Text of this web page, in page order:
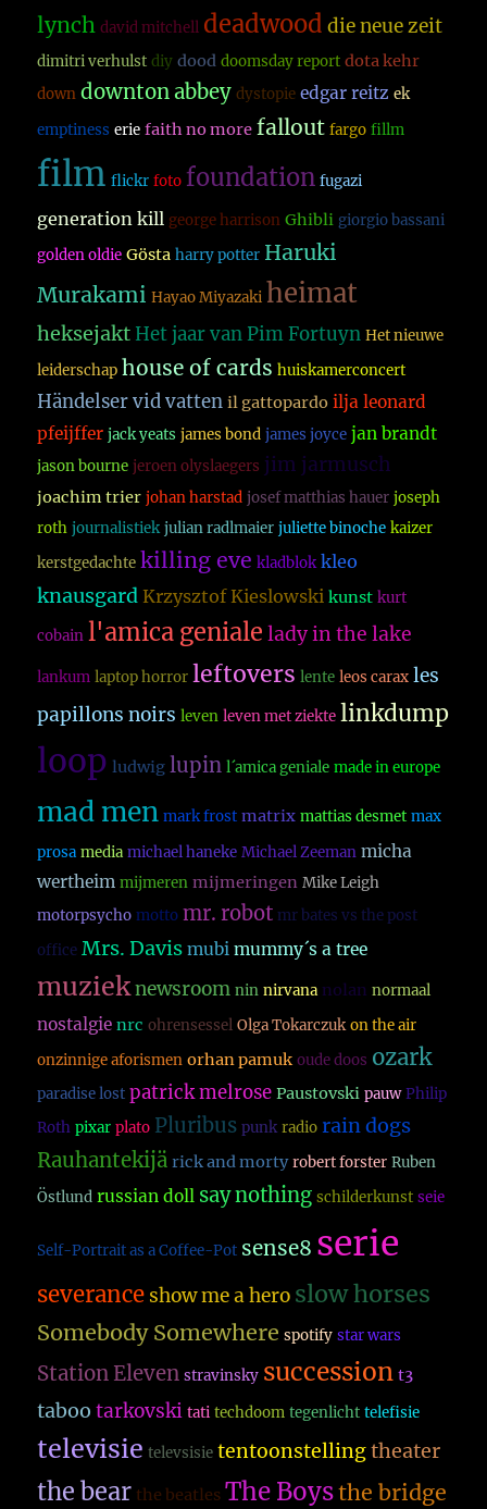
lynch david mitchell deadwood die neue zeit
dimitri verhulst diy dood doomsday report dota kehr
down downton abbey dystopie edgar reitz ek
emptiness erie faith no more fallout fargo fillm
film flickr foto foundation fugazi
generation kill george harrison Ghibli giorgio bassani
golden oldie Gösta harry potter Haruki
Murakami Hayao Miyazaki heimat
heksejakt Het jaar van Pim Fortuyn Het nieuwe
leiderschap house of cards huiskamerconcert
Händelser vid vatten il gattopardo ilja leonard
pfeijffer jack yeats james bond james joyce jan brandt
jason bourne jeroen olyslaegers jim jarmusch
joachim trier johan harstad josef matthias hauer joseph
roth journalistiek julian radlmaier juliette binoche kaizer
kerstgedachte killing eve kladblok kleo
knausgard Krzysztof Kieslowski kunst kurt
cobain l'amica geniale lady in the lake
lankum laptop horror leftovers lente leos carax les
papillons noirs leven leven met ziekte linkdump
loop ludwig lupin l´amica geniale made in europe
mad men mark frost matrix mattias desmet max
prosa media michael haneke Michael Zeeman micha
wertheim mijmeren mijmeringen Mike Leigh
motorpsycho motto mr. robot mr bates vs the post
office Mrs. Davis mubi mummy´s a tree
muzieknewsroom nin nirvana nolan normaal
nostalgie nrc ohrensessel Olga Tokarczuk on the air
onzinnige aforismen orhan pamuk oude doos ozark
paradise lost patrick melrose Paustovski pauw Philip
Roth pixar plato Pluribus punk radio rain dogs
Rauhantekijä rick and morty robert forster Ruben
Östlund russian doll say nothing schilderkunst seie
Self-Portrait as a Coffee-Pot sense8 serie
severance show me a hero slow horses
Somebody Somewhere spotify star wars
Station Eleven stravinsky succession t3
taboo tarkovski tati techdoom tegenlicht telefisie
televisie televsisie tentoonstelling theater
the bear the beatles The Boysthe bridge